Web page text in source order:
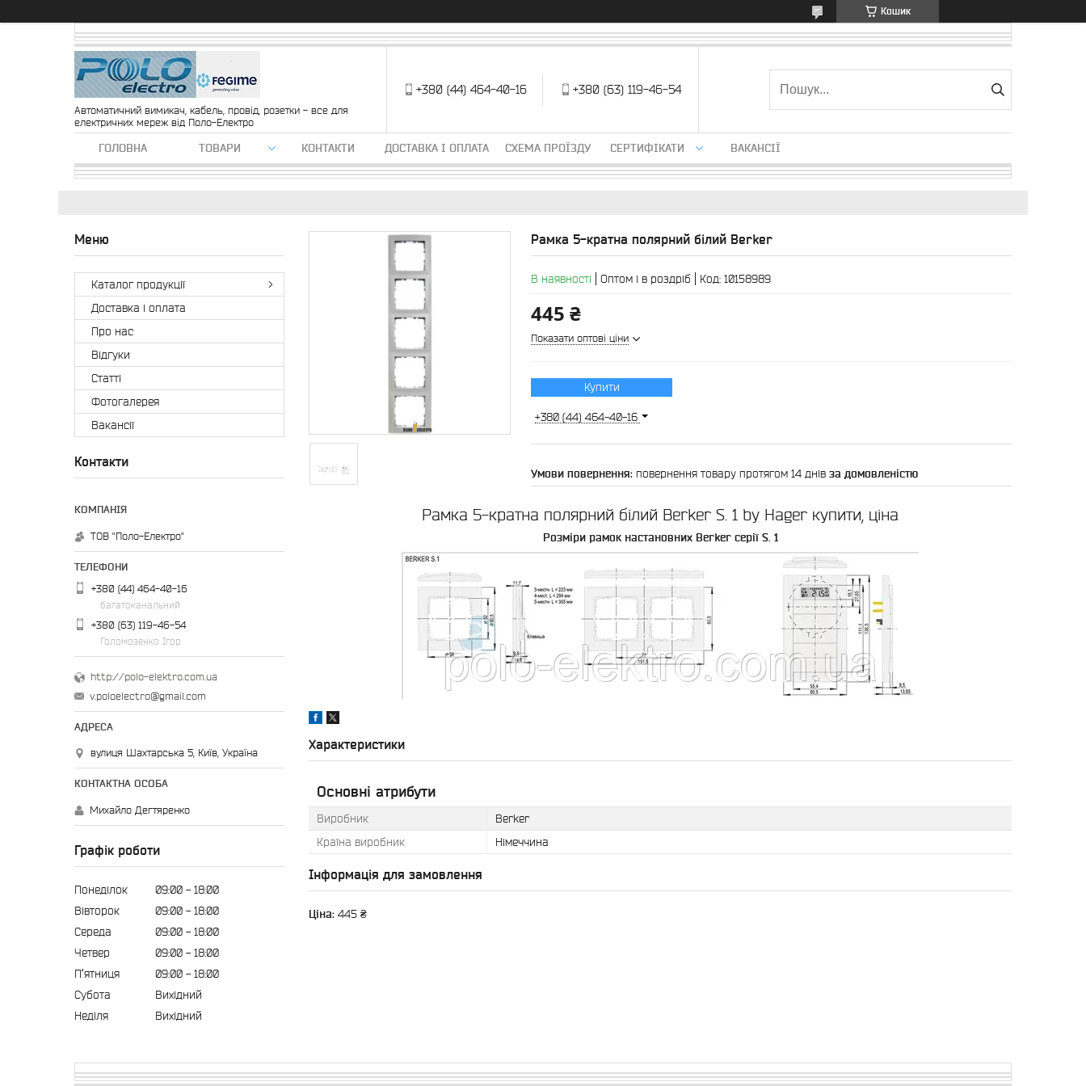
Кошик
Автоматичний вимикач, кабель, провід, розетки - все для
електричних мереж від Поло-Електро
+380 (44) 464-40-16 +380 (63) 119-46-54
ГОЛОВНА ТОВАРИ КОНТАКТИ ДОСТАВКА І ОПЛАТА СХЕМА ПРОЇЗДУ СЕРТИФІКАТИ ВАКАНСІЇ
Рамка 5-кратна полярний білий Berker
В наявності Оптом і в роздріб Код: 10158989
445 ₴
Показати оптові ціни
Купити
+380 (44) 464-40-16
повернення товару протягом 14 днів за домовленістю
Рамка 5-кратна полярний білий Berker S. 1 by Hager купити, ціна
Розміри рамок настановних Berker серії S. 1
Характеристики
Основні атрибути
Виробник
Berker
Країна виробник
Німеччина
Інформація для замовлення
Ціна: 445 ₴
Каталог продукції
Доставка і оплата
Про нас
Відгуки
Статті
Фотогалерея
Вакансії
Контакти
ТОВ "Поло-Електро"
+380 (44) 464-40-16
багатоканальний
+380 (63) 119-46-54
Голомозенко Ігор
http://polo-elektro.com.ua
v.poloelectro@gmail.com
вулиця Шахтарська 5, Київ, Україна
Михайло Дегтяренко
Графік роботи
Понеділок 09:00
18:00
Вівторок
09:00
18:00
Середа
09:00
18:00
Четвер
09:00
18:00
Пʼятниця
09:00
18:00
Субота
Вихідний
Неділя
Вихідний